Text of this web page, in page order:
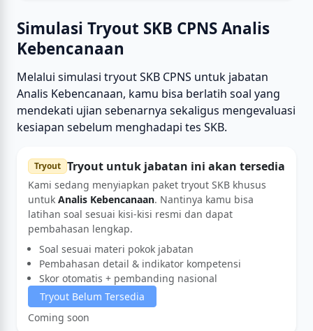
Simulasi Tryout SKB CPNS Analis
Kebencanaan
Melalui simulasi tryout SKB CPNS untuk jabatan
Analis Kebencanaan, kamu bisa berlatih soal yang
mendekati ujian sebenarnya sekaligus mengevaluasi
kesiapan sebelum menghadapi tes SKB.
Tryout Tryout untuk jabatan ini akan tersedia
Kami sedang menyiapkan paket tryout SKB khusus
untuk Analis Kebencanaan. Nantinya kamu bisa
latihan soal sesuai kisi-kisi resmi dan dapat
pembahasan lengkap.
Soal sesuai materi pokok jabatan
Pembahasan detail & indikator kompetensi
Skor otomatis + pembanding nasional
Tryout Belum Tersedia
Coming soon